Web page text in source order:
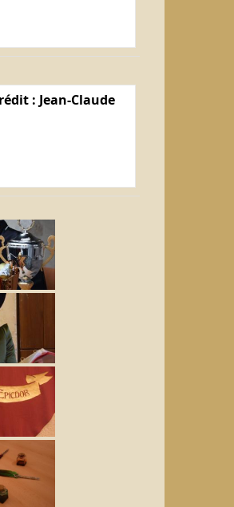
: Jean-Claude